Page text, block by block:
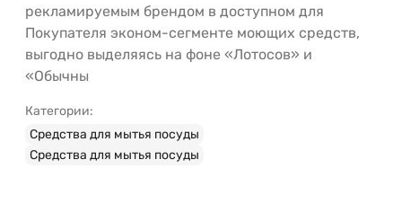
рекламируемым брендом в доступном для
Покупателя эконом-сегменте моющих средств,
выгодно выделяясь на фоне «Лотосов» и
«Обычны
Категории:
Средства для мытья посуды
Средства для мытья посуды